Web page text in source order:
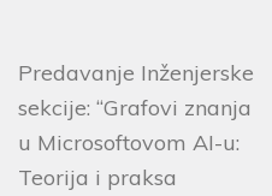
Predavanje Inženjerske
sekcije: “Grafovi znanja
u Microsoftovom AI-u:
Teorija i praksa